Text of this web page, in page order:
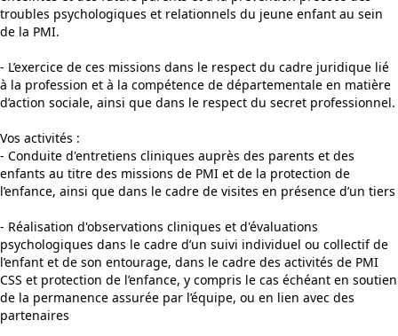
troubles psychologiques et relationnels du jeune enfant au sein
de la PMI.
- L’exercice de ces missions dans le respect du cadre juridique lié
à la profession et à la compétence de départementale en matière
d’action sociale, ainsi que dans le respect du secret professionnel.
Vos activités :
- Conduite d'entretiens cliniques auprès des parents et des
enfants au titre des missions de PMI et de la protection de
l’enfance, ainsi que dans le cadre de visites en présence d’un tiers
- Réalisation d'observations cliniques et d'évaluations
psychologiques dans le cadre d’un suivi individuel ou collectif de
l’enfant et de son entourage, dans le cadre des activités de PMI
CSS et protection de l’enfance, y compris le cas échéant en soutien
de la permanence assurée par l’équipe, ou en lien avec des
partenaires